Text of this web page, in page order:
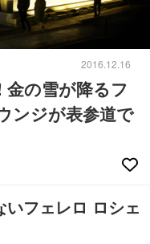
2016.12.16
の雪が降るフ
ンジが表参道で
フェレロ ロシェ